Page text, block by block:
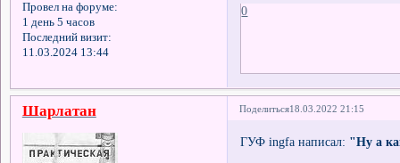
Провел на форуме:
1 день 5 часов
Последний визит:
11.03.2024 13:44
0
Поделиться18.03.2022 21:15
Шарлатан
ГУФ ingfa написал: "Ну а